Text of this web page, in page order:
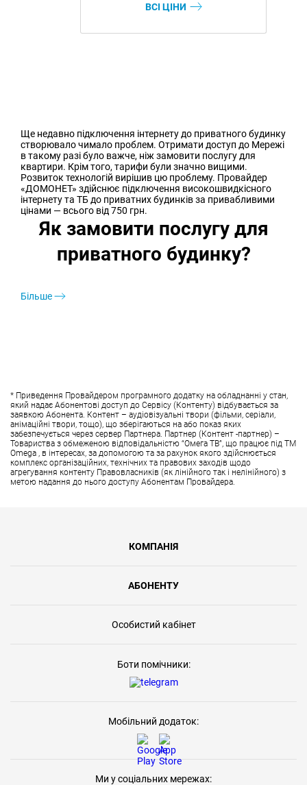
ВСІ ЦІНИ
Ще недавно підключення інтернету до приватного будинку
створювало чимало проблем. Отримати доступ до Мережі
в такому разі було важче, ніж замовити послугу для
квартири. Крім того, тарифи були значно вищими.
Розвиток технологій вирішив цю проблему. Провайдер
«ДОМОНЕТ» здійснює підключення високошвидкісного
інтернету та ТБ до приватних будинків за привабливими
цінами — всього від 750 грн.
Як замовити послугу для
приватного будинку?
Більше
* Приведення Провайдером програмного додатку на обладнанні у стан,
який надає Абонентові доступ до Сервісу (Контенту) відбувається за
заявкою Абонента. Контент – аудіовізуальні твори (фільми, серіали,
анімаційні твори, тощо), що зберігаються на або показ яких
забезпечується через сервер Партнера. Партнер (Контент -партнер) –
Товариства з обмеженою відповідальністю “Омега ТВ”, що працює під ТМ
Omega , в інтересах, за допомогою та за рахунок якого здійснюється
комплекс організаційних, технічних та правових заходів щодо
агрегування контенту Правовласників (як лінійного так і нелінійного) з
метою надання до нього доступу Абонентам Провайдера.
КОМПАНІЯ
АБОНЕНТУ
Особистий кабінет
Боти помічники:
Мобільний додаток:
Ми у соціальних мережах: